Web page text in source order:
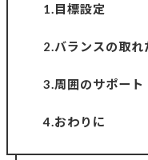
1.目標設定
2.バランスの取
3.周囲のサポート
4.おわりに